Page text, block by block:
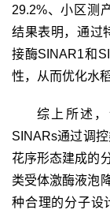
29.2%、小区测
结果表明，通过
接酶SINAR1和
性，从而优化水
综上所述
SINARs通过调
花序形态建成的
类受体激酶液泡
种合理的分子设